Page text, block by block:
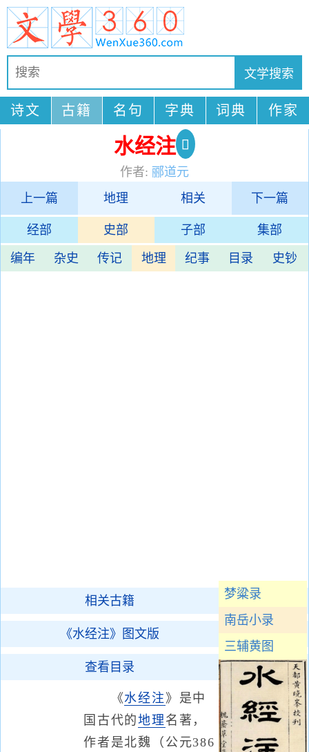
诗文 古籍 名句 字典 词典 作家
水经注
作者: 郦道元
上一篇
地理 相关 下一篇
经部 史部 子部 集部
编年 杂史 传记 地理 纪事 目录 史钞
梦粱录
南岳小录
三辅黄图
相关古籍
《水经注》图文版
查看目录
《水经注 》是中
国古代的地理名著，
作者是北魏（公元386